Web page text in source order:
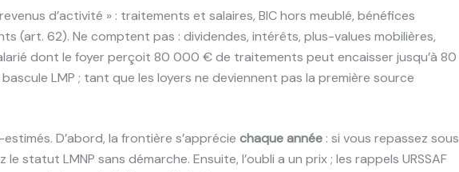
d’activité » : traitements et salaires, BIC hors meublé, bénéfices
(art. 62). Ne comptent pas : dividendes, intérêts, plus-values mobilières,
dont le foyer perçoit 80 000 € de traitements peut encaisser jusqu’à 80
LMP ; tant que les loyers ne deviennent pas la première source
D’abord, la frontière s’apprécie chaque année : si vous repassez sous
statut LMNP sans démarche. Ensuite, l’oubli a un prix ; les rappels URSSAF